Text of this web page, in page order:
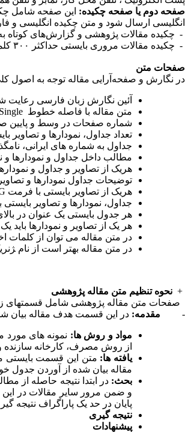
صفحه دوم یا صفحه چکیده: این صفحه شامل چکیده مقاله و
انگلیسی ارسال شود و متن چکیده انگلیسی و
- چکیده مقالات پژوهشی و گزارش‌های کوتاه به تفکیک شامل ۴ قسمت زمینه و هدف، مواد و
- چکیده مقالات مروری بایستی حداکثر ۳۰۰ کلمه باشد و شامل ۳ قسمت است: زمینه و هدف، منابع داده‌ها، نتیجه‌گیری
صفحات متن
در نگارش و صفحه‌آرایی مقاله توجه به اصول
آئین نگارش زبان فارسی رعایت
متن مقاله با فاصله خطوط Single
شماره صفحات در وسط و پایین
تعداد جداول، نمودارها و تصاویر بایستی متناسب
جداول به شماره های ایرانی، نامگذاری
مطالب داخل جداول و نمودارها و
هریک از تصاویر و جداول و
توضیحات جداول نمودارها و
هریک از تصاویر بایستی با فرمت
جداول، نمودارها و تصاویر
هر جدول بایستی یک عنوان در
هر یک از تصاویر و نمودارها باید
در متن مقاله می توان از کلمات
در متن مقاله بهتر است از نام
+ نحوه تنظیم متن مقاله پژوهشی
صفحات متن مقاله پژوهشی شامل قسمتهای
- مقدمه: در این قسمت هدف مقاله بیان
مواد و روش ها: نمونه های مورد
از روش مصرف، کارخانه سازنده
یافته ها: متن این قسمت بایستی
مقاله بیان شده از آوردن جدول
بحث: در ابتدا نتیجه حاصله از
و ضمن مرور سایر مقالات در این
پایان در حد یک پاراگراف نتیجه
نتیجه گیری
پیشنهادات